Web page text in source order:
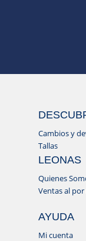
Cambios y
Tallas
LEONAS
Quienes
Ventas al
AYUDA
Mi cuenta